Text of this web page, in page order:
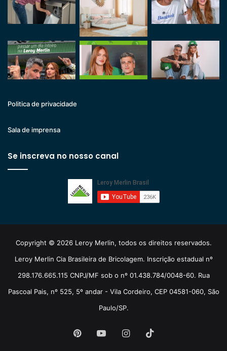
Politica de privacidade
Sala de imprensa
Se inscreva no nosso canal
Copyright © 2026 Leroy Merlin, todos os direitos reservados.
Leroy Merlin Cia Brasileira de Bricolagem. Inscrição estadual nº
298.176.665.115 CNPJ/MF sob o nº 01.438.784/0048-60. Rua
Pascoal Pais, nº 525, 5º andar - Vila Cordeiro, CEP 04581-060, São
Paulo/SP.
PinterestYouTubeInstagram